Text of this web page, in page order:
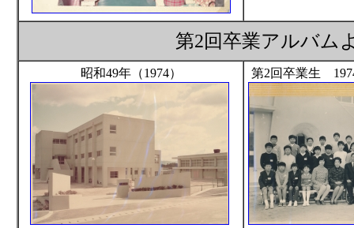
第2回卒業アルバ
昭和49年（1974） 第2回卒業生